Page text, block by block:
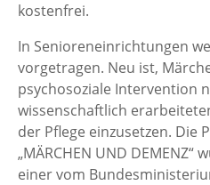
kostenfrei.
In Senioreneinrichtungen
vorgetragen. Neu ist,
psychosoziale Intervention
wissenschaftlich
der Pflege einzusetzen. Die
„MÄRCHEN UND
einer vom